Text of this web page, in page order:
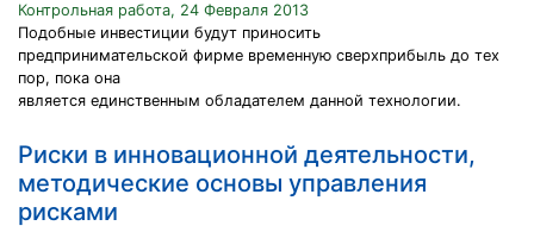
Контрольная работа, 24 Февраля 2013
Подобные инвестиции будут приносить
предпринимательской фирме временную сверхприбыль до тех
пор, пока она
является единственным обладателем данной технологии.
Риски в инновационной деятельности,
методические основы управления
рисками